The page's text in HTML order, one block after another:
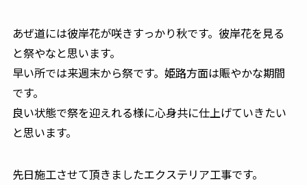
あぜ道には彼岸花が咲きすっかり秋です。彼岸花を見る
と祭やなと思います。
早い所では来週末から祭です。姫路方面は賑やかな期間
です。
良い状態で祭を迎えれる様に心身共に仕上げていきたい
と思います。
先日施工させて頂きましたエクステリア工事です。